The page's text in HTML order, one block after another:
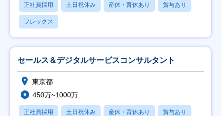
正社員採用 土日祝休み 産休・育休あり 賞与あり
フレックス
セールス＆デジタルサービスコンサルタント
東京都
450万~1000万
正社員採用 土日祝休み 産休・育休あり 賞与あり